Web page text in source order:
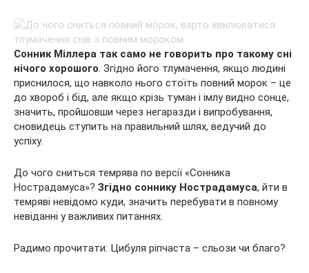
Сонник Міллера так само не говорить про такому сні
нічого хорошого. Згідно його тлумачення, якщо людині
приснилося, що навколо нього стоїть повний морок – це
до хвороб і бід, але якщо крізь туман і імлу видно сонце,
значить, пройшовши через негаразди і випробування,
сновидець ступить на правильний шлях, ведучий до
успіху.
До чого сниться темрява по версії «Сонника
Нострадамуса»? Згідно соннику Нострадамуса, йти в
темряві невідомо куди, значить перебувати в повному
невіданні у важливих питаннях.
Радимо прочитати: Цибуля ріпчаста – сльози чи благо?